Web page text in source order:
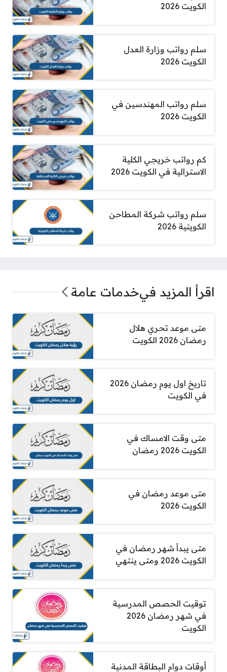
الكويت 2026
سلم رواتب وزارة العدل
الكويت 2026
سلم رواتب المهندسين في
الكويت 2026
كم رواتب خريجي الكلية
الاسترالية في الكويت 2026
سلم رواتب شركة المطاحن
الكويتية 2026
اقرأ المزيد فيخدمات عامة
متى موعد تحري هلال
رمضان 2026 الكويت
تاريخ اول يوم رمضان 2026
في الكويت
متى وقت الامساك في
الكويت 2026 رمضان
متى موعد رمضان في
الكويت 2026
متى يبدأ شهر رمضان في
الكويت 2026 ومتى ينتهي
توقيت الحصص المدرسية
في شهر رمضان 2026
الكويت
أوقات دوام البطاقة المدنية